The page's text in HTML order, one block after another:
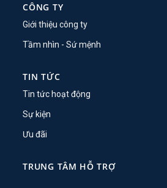
CÔNG TY
Giới thiệu công ty
Tầm nhìn - Sứ mệnh
TIN TỨC
Tin tức hoạt động
Sự kiện
Ưu đãi
TRUNG TÂM HỖ TRỢ